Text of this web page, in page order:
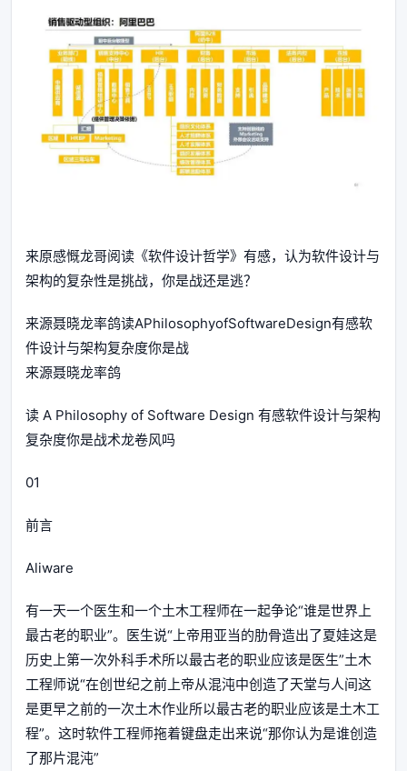
来原感慨龙哥阅读《软件设计哲学》有感，认为软件设计与
架构的复杂性是挑战，你是战还是逃？
来源聂晓龙率鸽读APhilosophyofSoftwareDesign有感软
件设计与架构复杂度你是战
来源聂晓龙率鸽
读 A Philosophy of Software Design 有感软件设计与架构
复杂度你是战术龙卷风吗
01
前言
Aliware
有一天一个医生和一个土木工程师在一起争论“谁是世界上
最古老的职业”。医生说“上帝用亚当的肋骨造出了夏娃这是
历史上第一次外科手术所以最古老的职业应该是医生”土木
工程师说“在创世纪之前上帝从混沌中创造了天堂与人间这
是更早之前的一次土木作业所以最古老的职业应该是土木工
程”。这时软件工程师拖着键盘走出来说“那你认为是谁创造
了那片混沌”